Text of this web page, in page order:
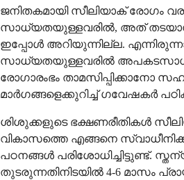
ജനിതകമായി സീലിയാക് രോഗം
സാധ്യതയുള്ളവരിൽ, അത്
ഇപ്പോൾ അറിയുന്നില്ല.
സാധ്യതയുള്ളവരിൽ
രോഗാരംഭം താമസിപ്പിക്കാനോ
മാർഗങ്ങളെക്കുറിച്ച് ഗവേഷകർ
ശിശുക്കളുടെ ഭക്ഷണരീതികൾ
വികാസത്തെ എങ്ങനെ
പഠനങ്ങൾ പരിശോധിച്ചിട്ടുണ്ട്.
തുടരുന്നതിനിടയിൽ 4-6 മാസം